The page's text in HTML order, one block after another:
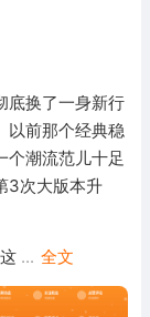
底换了一身新行
以前那个经典稳
个潮流范儿十足
3次大版本升
... 全文